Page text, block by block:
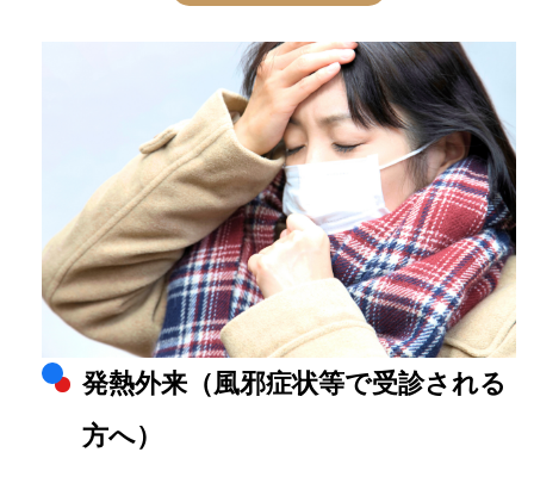
発熱外来（風邪症状等で受診される
方へ）